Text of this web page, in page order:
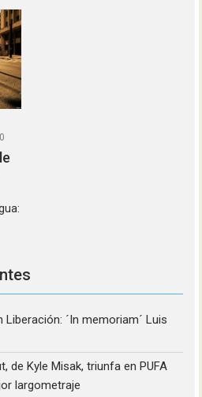
0
Liberación: ´In memoriam´ Luis
de Kyle Misak, triunfa en PUFA
largometraje